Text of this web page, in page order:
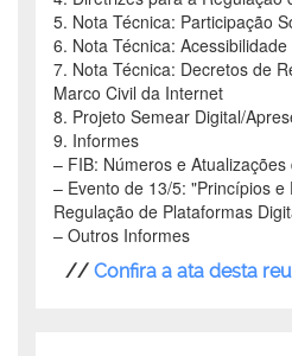
5. Nota Técnica: Participação
6. Nota Técnica:
7. Nota Técnica: Decretos de
Marco Civil da Internet
8. Projeto Semear Digital/
9. Informes
– FIB: Números e
– Evento de 13/5: "Princípios e
Regulação de Plataformas
– Outros Informes
// Confira a ata desta